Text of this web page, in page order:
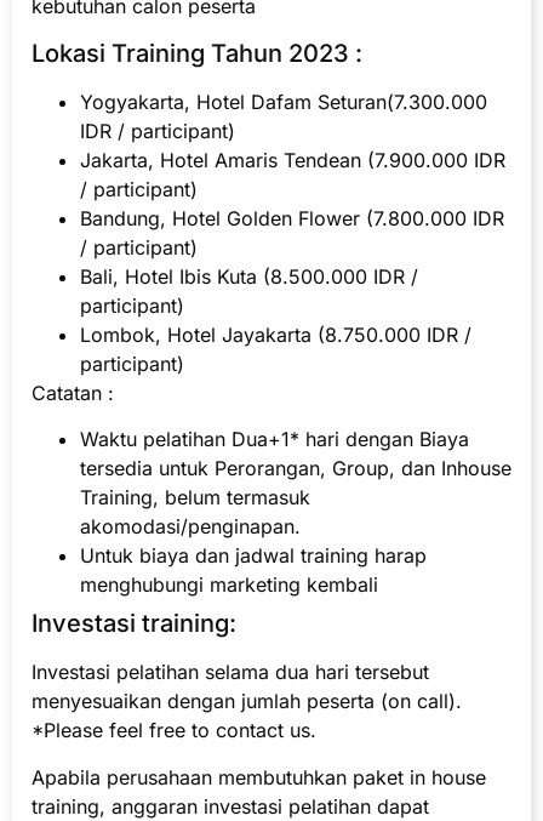
kebutuhan calon peserta
Lokasi Training Tahun 2023 :
Yogyakarta, Hotel Dafam Seturan(7.300.000
IDR / participant)
Jakarta, Hotel Amaris Tendean (7.900.000 IDR
/ participant)
Bandung, Hotel Golden Flower (7.800.000 IDR
/ participant)
Bali, Hotel Ibis Kuta (8.500.000 IDR /
participant)
Lombok, Hotel Jayakarta (8.750.000 IDR /
participant)
Catatan :
Waktu pelatihan Dua+1* hari dengan Biaya
tersedia untuk Perorangan, Group, dan Inhouse
Training, belum termasuk
akomodasi/penginapan.
Untuk biaya dan jadwal training harap
menghubungi marketing kembali
Investasi training:
Investasi pelatihan selama dua hari tersebut
menyesuaikan dengan jumlah peserta (on call).
*Please feel free to contact us.
Apabila perusahaan membutuhkan paket in house
training, anggaran investasi pelatihan dapat